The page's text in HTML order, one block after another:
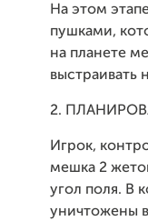
На этом
пушками,
на планете
выстраивать
2.
Игрок,
мешка 2
угол поля. В
уничтожены